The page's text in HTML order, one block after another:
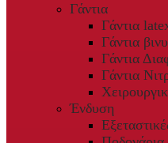
Γάντια
Γάντια
Γάντια
Γάντια
Γάντια
Ένδυση